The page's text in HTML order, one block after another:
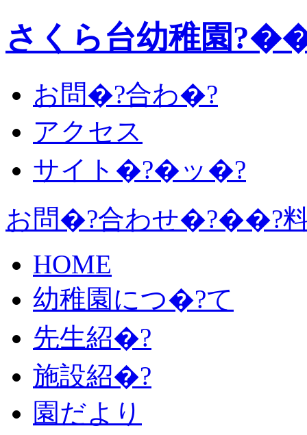
さくら台幼稚園
お問�?合わ�?
アクセス
サイト�?�ッ�?
お問�?合わせ�?��?
HOME
幼稚園につ�?て
先生紹�?
施設紹�?
園だより